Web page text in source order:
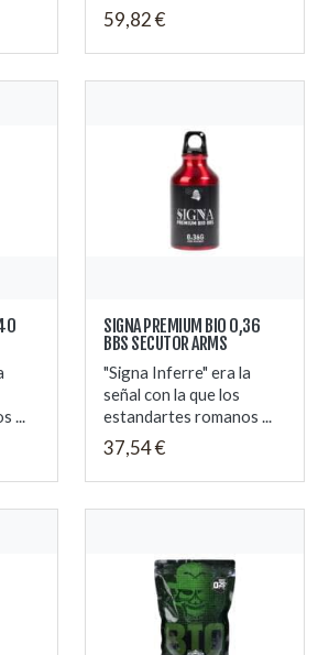
59,82 €
...
SIGNA PREMIUM BIO 0,36
BBS SECUTOR ARMS
"Signa Inferre" era la
señal con la que los
estandartes romanos ...
37,54 €